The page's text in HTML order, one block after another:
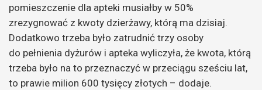
pomieszczenie dla apteki musiałby w 50%
zrezygnować z kwoty dzierżawy, którą ma dzisiaj.
Dodatkowo trzeba było zatrudnić trzy osoby
do pełnienia dyżurów i apteka wyliczyła, że kwota, którą
trzeba było na to przeznaczyć w przeciągu sześciu lat,
to prawie milion 600 tysięcy złotych – dodaje.